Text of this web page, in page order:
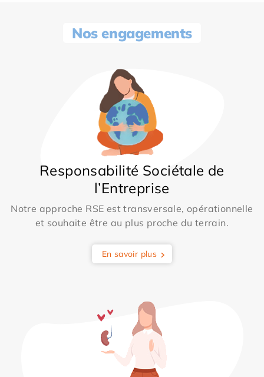
Nos engagements
Responsabilité Sociétale de
l’Entreprise
Notre approche RSE est transversale, opérationnelle
et souhaite être au plus proche du terrain.
En savoir plus